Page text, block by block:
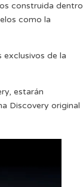
construida dentro
como la
de la
estarán
Discovery original